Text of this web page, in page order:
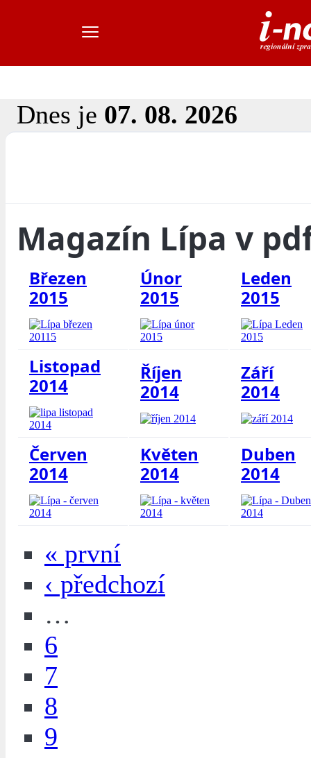
Dnes je 07. 08. 2026
Magazín Lípa v
Březen
2015
Únor
2015
Leden
2015
Listopad
2014
Říjen
2014
Září
2014
Červen
2014
Květen
2014
Duben
2014
« první
‹ předchozí
…
6
7
8
9